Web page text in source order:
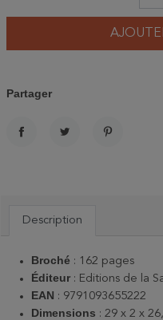
Partager
Description
Broché ‏: ‎ 162 pages
Éditeur : ‎ Editions de la
EAN :‎ 9791093655222
Dimensions ‏: ‎ 29 x 2 x